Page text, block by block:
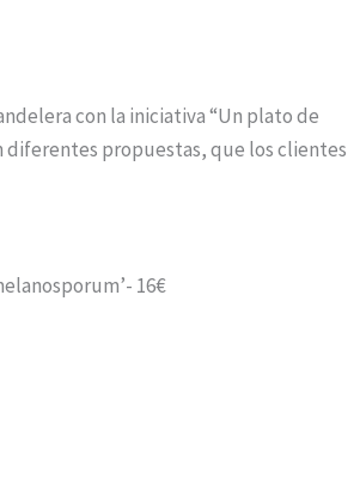
con la iniciativa “Un plato de
diferentes propuestas, que los clientes
16€